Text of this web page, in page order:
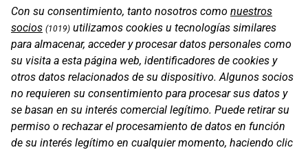
Con su consentimiento, tanto nosotros como nuestros
socios (1019) utilizamos cookies u tecnologías similares
para almacenar, acceder y procesar datos personales como
su visita a esta página web, identificadores de cookies y
otros datos relacionados de su dispositivo. Algunos socios
no requieren su consentimiento para procesar sus datos y
se basan en su interés comercial legítimo. Puede retirar su
permiso o rechazar el procesamiento de datos en función
de su interés legítimo en cualquier momento, haciendo clic